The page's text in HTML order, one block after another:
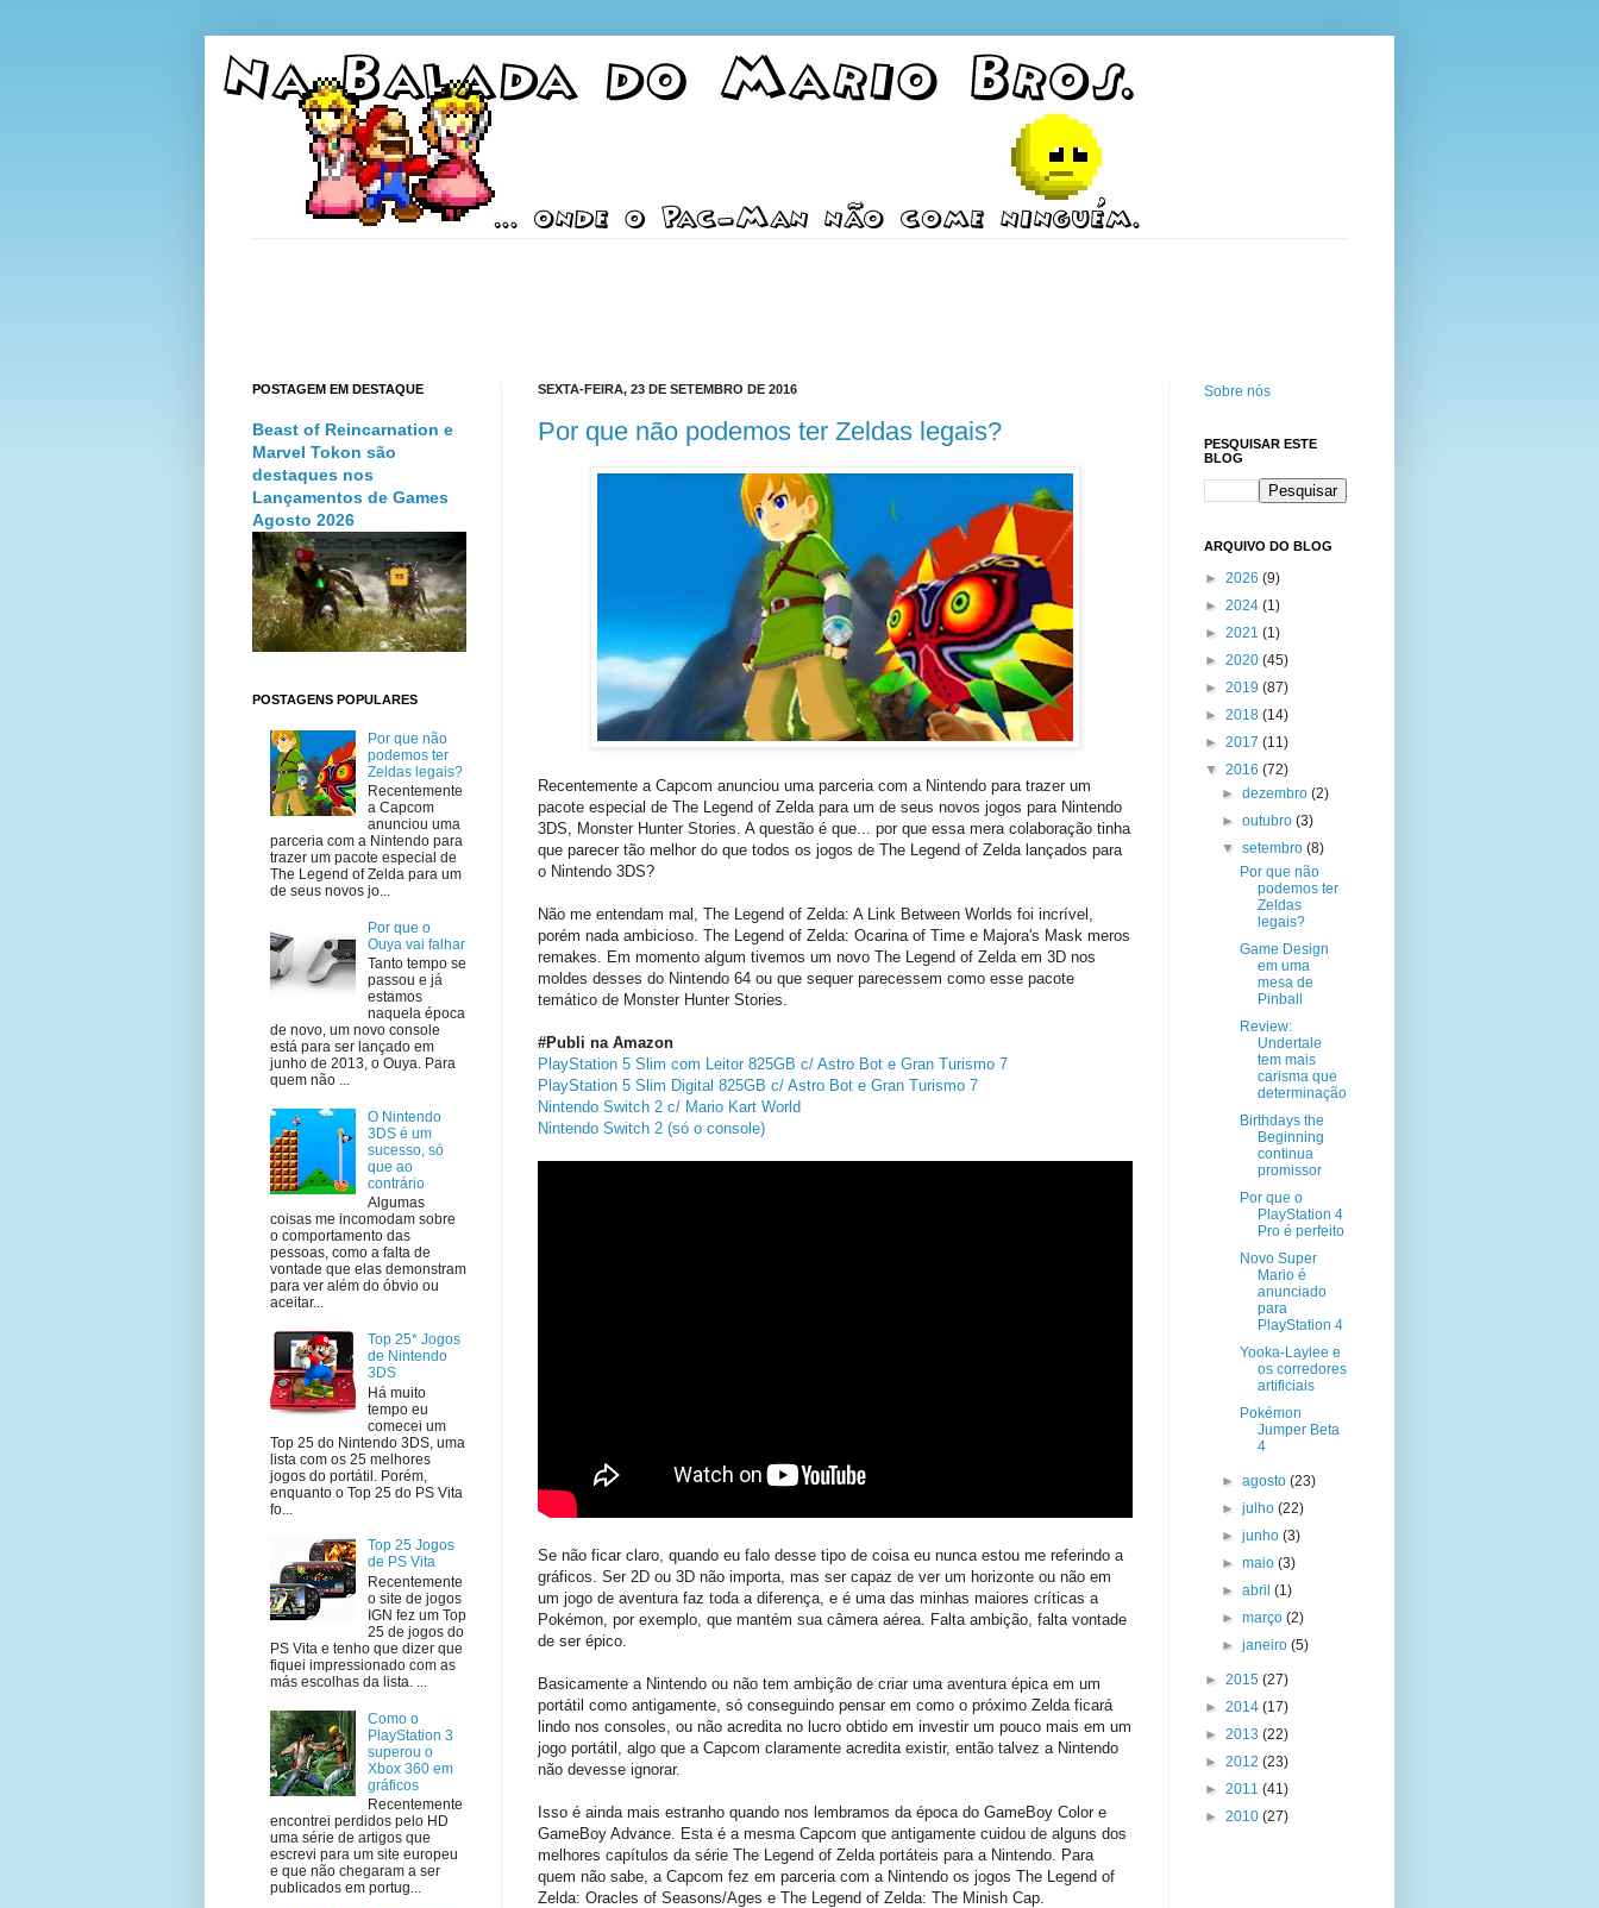
SEXTA-FEIRA, 23 DE SETEMBRO DE 2016
Por que não podemos ter Zeldas legais?
Recentemente a Capcom anunciou uma parceria com a Nintendo para trazer um
pacote especial de The Legend of Zelda para um de seus novos jogos para Nintendo
3DS, Monster Hunter Stories. A questão é que... por que essa mera colaboração tinha
que parecer tão melhor do que todos os jogos de The Legend of Zelda lançados para
o Nintendo 3DS?
Não me entendam mal, The Legend of Zelda: A Link Between Worlds foi incrível,
porém nada ambicioso. The Legend of Zelda: Ocarina of Time e Majora's Mask meros
remakes. Em momento algum tivemos um novo The Legend of Zelda em 3D nos
moldes desses do Nintendo 64 ou que sequer parecessem como esse pacote
temático de Monster Hunter Stories.
#Publi na Amazon
PlayStation 5 Slim com Leitor 825GB c/ Astro Bot e Gran Turismo 7
PlayStation 5 Slim Digital 825GB c/ Astro Bot e Gran Turismo 7
Nintendo Switch 2 c/ Mario Kart World
Nintendo Switch 2 (só o console)
Se não ficar claro, quando eu falo desse tipo de coisa eu nunca estou me referindo a
gráficos. Ser 2D ou 3D não importa, mas ser capaz de ver um horizonte ou não em
um jogo de aventura faz toda a diferença, e é uma das minhas maiores críticas a
Pokémon, por exemplo, que mantém sua câmera aérea. Falta ambição, falta vontade
de ser épico.
Basicamente a Nintendo ou não tem ambição de criar uma aventura épica em um
portátil como antigamente, só conseguindo pensar em como o próximo Zelda ficará
lindo nos consoles, ou não acredita no lucro obtido em investir um pouco mais em um
jogo portátil, algo que a Capcom claramente acredita existir, então talvez a Nintendo
não devesse ignorar.
Isso é ainda mais estranho quando nos lembramos da época do GameBoy Color e
GameBoy Advance. Esta é a mesma Capcom que antigamente cuidou de alguns dos
melhores capítulos da série The Legend of Zelda portáteis para a Nintendo. Para
quem não sabe, a Capcom fez em parceria com a Nintendo os jogos The Legend of
Zelda: Oracles of Seasons/Ages e The Legend of Zelda: The Minish Cap.
POSTAGEM EM DESTAQUE
Beast of Reincarnation e
Marvel Tokon são
destaques nos
Lançamentos de Games
Agosto 2026
POSTAGENS POPULARES
Por que não
podemos ter
Zeldas legais?
Recentemente
a Capcom
anunciou uma
parceria com a Nintendo para
trazer um pacote especial de
The Legend of Zelda para um
de seus novos jo...
Por que o
Ouya vai falhar
Tanto tempo se
passou e já
estamos
naquela época
de novo, um novo console
está para ser lançado em
junho de 2013, o Ouya. Para
quem não ...
O Nintendo
3DS é um
sucesso, só
que ao
contrário
Algumas
coisas me incomodam sobre
o comportamento das
pessoas, como a falta de
vontade que elas demonstram
para ver além do óbvio ou
aceitar...
Top 25* Jogos
de Nintendo
3DS
Há muito
tempo eu
comecei um
Top 25 do Nintendo 3DS, uma
lista com os 25 melhores
jogos do portátil. Porém,
enquanto o Top 25 do PS Vita
fo...
Top 25 Jogos
de PS Vita
Recentemente
o site de jogos
IGN fez um Top
25 de jogos do
PS Vita e tenho que dizer que
fiquei impressionado com as
más escolhas da lista. ...
Como o
PlayStation 3
superou o
Xbox 360 em
gráficos
Recentemente
encontrei perdidos pelo HD
uma série de artigos que
escrevi para um site europeu
e que não chegaram a ser
publicados em portug...
Sobre nós
PESQUISAR ESTE
BLOG
ARQUIVO DO BLOG
► 2026 (9)
► 2024 (1)
► 2021 (1)
► 2020 (45)
► 2019 (87)
► 2018 (14)
► 2017 (11)
▼ 2016 (72)
►dezembro(2)
►outubro(3)
▼setembro(8)
Por que não
podemos ter
Zeldas
legais?
Game Design
em uma
mesa de
Pinball
Review:
Undertale
tem mais
carisma que
determinação
Birthdays the
Beginning
continua
promissor
Por que o
PlayStation 4
Pro é perfeito
Novo Super
Mario é
anunciado
para
PlayStation 4
Yooka-Laylee e
os corredores
artificiais
Pokémon
Jumper Beta
4
►agosto(23)
►julho(22)
►junho(3)
►maio(3)
►abril(1)
►março(2)
►janeiro(5)
► 2015 (27)
► 2014 (17)
► 2013 (22)
► 2012 (23)
► 2011 (41)
► 2010 (27)